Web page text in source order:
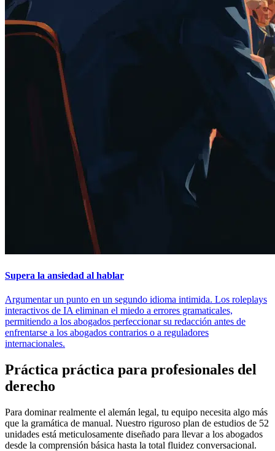
Supera la ansiedad al hablar
Argumentar un punto en un segundo idioma intimida. Los roleplays
interactivos de IA eliminan el miedo a errores gramaticales,
permitiendo a los abogados perfeccionar su redacción antes de
enfrentarse a los abogados contrarios o a reguladores
internacionales.
Práctica práctica para profesionales del
derecho
Para dominar realmente el alemán legal, tu equipo necesita algo más
que la gramática de manual. Nuestro riguroso plan de estudios de 52
unidades está meticulosamente diseñado para llevar a los abogados
desde la comprensión básica hasta la total fluidez conversacional.